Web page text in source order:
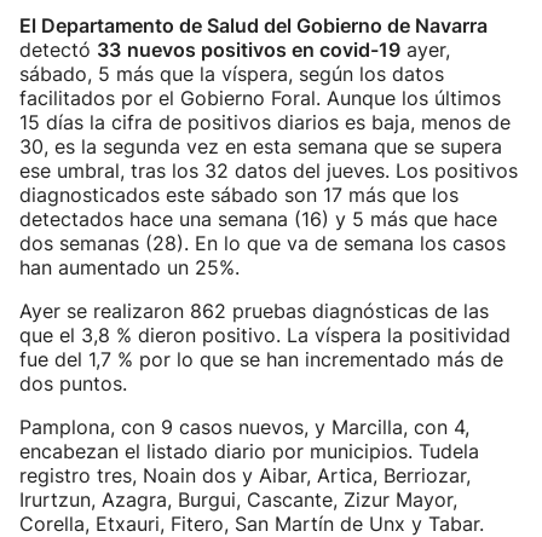
El Departamento de Salud del Gobierno de Navarra
detectó 33 nuevos positivos en covid-19 ayer,
sábado, 5 más que la víspera, según los datos
facilitados por el Gobierno Foral. Aunque los últimos
15 días la cifra de positivos diarios es baja, menos de
30, es la segunda vez en esta semana que se supera
ese umbral, tras los 32 datos del jueves. Los positivos
diagnosticados este sábado son 17 más que los
detectados hace una semana (16) y 5 más que hace
dos semanas (28). En lo que va de semana los casos
han aumentado un 25%.
Ayer se realizaron 862 pruebas diagnósticas de las
que el 3,8 % dieron positivo. La víspera la positividad
fue del 1,7 % por lo que se han incrementado más de
dos puntos.
Pamplona, con 9 casos nuevos, y Marcilla, con 4,
encabezan el listado diario por municipios. Tudela
registro tres, Noain dos y Aibar, Artica, Berriozar,
Irurtzun, Azagra, Burgui, Cascante, Zizur Mayor,
Corella, Etxauri, Fitero, San Martín de Unx y Tabar.